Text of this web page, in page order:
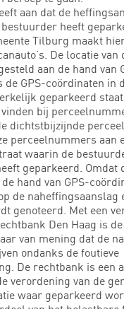
aan dat de
heeft
Tilburg maakt
De locatie
aan de hand van
de GPS-coördinaten in
geparkeerd
bij
dichtstbijzijnde
perceelnummers aan
waarin de
geparkeerd. Omdat
hand van GPS-
de naheffingsaanslag
genoteerd. Met een
Den Haag is de
van mening dat de
ondanks de foutieve
De rechtbank is een
verordening van de
waar geparkeerd